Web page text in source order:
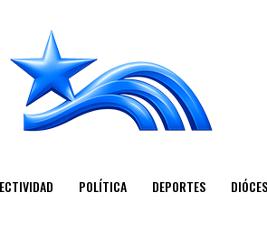
POLÍTICA DEPORTES